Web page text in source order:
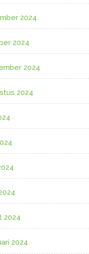
2024
2024
2024
2024
2024
2024